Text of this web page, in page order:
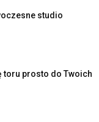
studio
toru prosto do Twoich